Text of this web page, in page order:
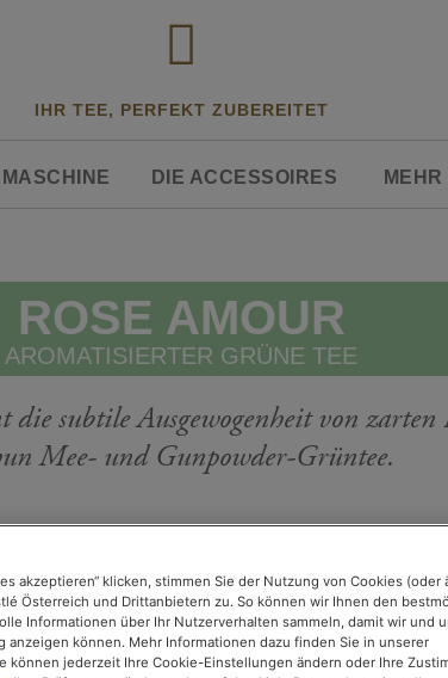
IHR TEE, PERFEKT ZUBEREITET
DIE ACCESSOIRES
ROSE AMOUR
AROMATISIERTER GRÜNE TEE
die subtile Ausgewogenheit von
Mee- und Gunpowder-Grüntee.
akzeptieren“ klicken, stimmen Sie der Nutzung von Cookies (oder
Österreich und Drittanbietern zu. So können wir Ihnen den
Informationen über Ihr Nutzerverhalten sammeln, damit wir und
anzeigen können. Mehr Informationen dazu finden Sie in unserer
können jederzeit Ihre Cookie-Einstellungen ändern oder Ihre